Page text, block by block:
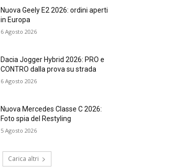
Nuova Geely E2 2026: ordini aperti
in Europa
6 Agosto 2026
Dacia Jogger Hybrid 2026: PRO e
CONTRO dalla prova su strada
6 Agosto 2026
Nuova Mercedes Classe C 2026:
Foto spia del Restyling
5 Agosto 2026
Carica altri